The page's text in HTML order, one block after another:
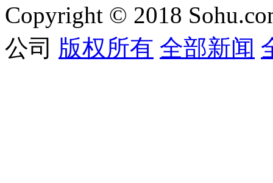
Copyright © 2018
公司 版权所有 全部新闻